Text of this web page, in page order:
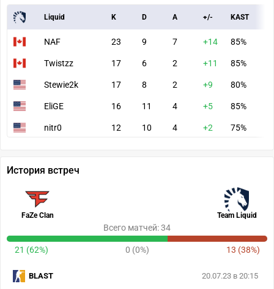
Liquid K D A +/- KAST
NAF 23 9 7 +14 85%
Twistzz 17 6 2 +11 85%
Stewie2k 17 8 2 +9 80%
EliGE 16 11 4 +5 85%
nitr0 12 10 4 +2 75%
История встреч
FaZe Clan Team Liquid
Всего матчей: 34
21 (62%) 0 (0%) 13 (38%)
20.07.23 в 20:15
BLAST